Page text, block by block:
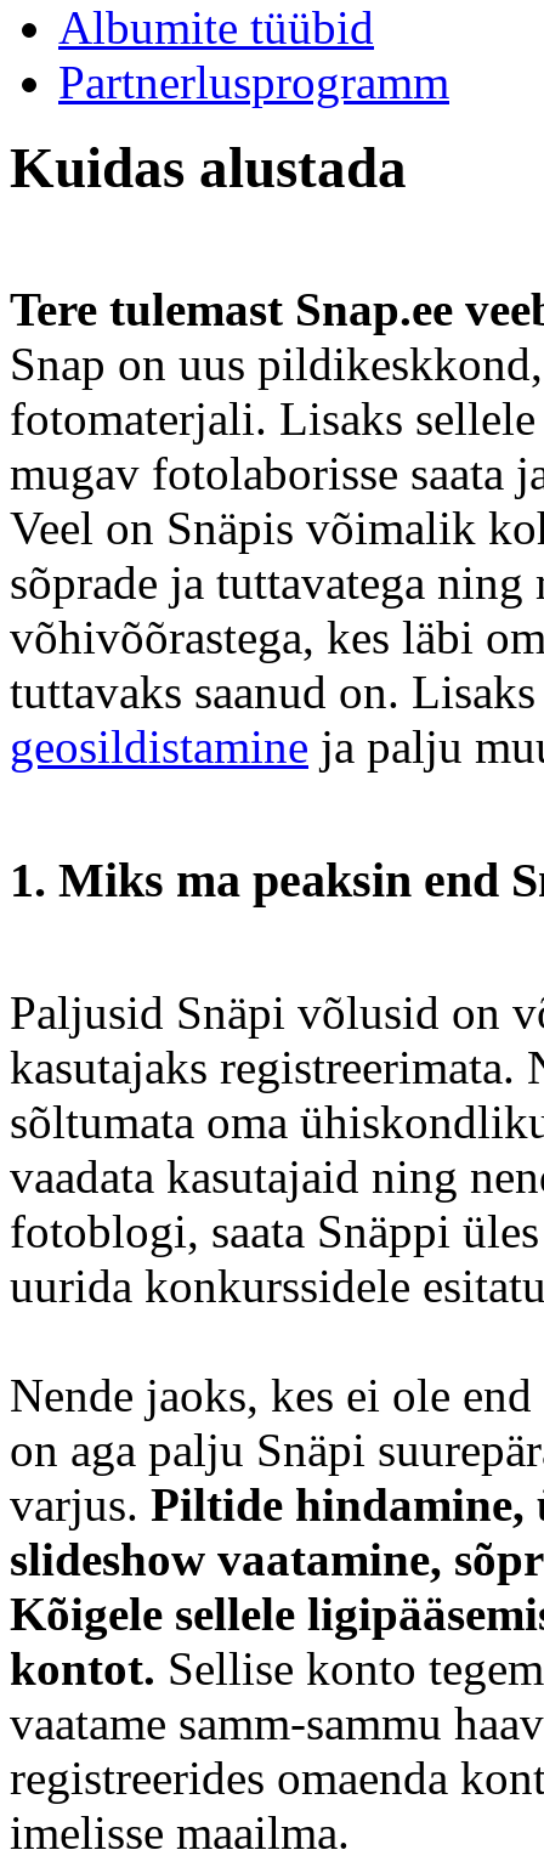
Albumite tüübid
Partnerlusprogramm
Kuidas alustada
Tere tulemast Snap.ee
Snap on uus
fotomaterjali. Lisaks
mugav fotolaborisse
Veel on Snäpis võimalik
sõprade ja tuttavatega
võhivõõrastega, kes läbi
tuttavaks saanud on.
geosildistamine ja palju
1. Miks ma peaksin end
Paljusid Snäpi võlusid on
kasutajaks registreerimata.
sõltumata oma
vaadata kasutajaid ning
fotoblogi, saata Snäppi
uurida konkurssidele
Nende jaoks, kes ei ole
on aga palju Snäpi
varjus. Piltide hindamine,
slideshow vaatamine,
Kõigele sellele
kontot. Sellise konto
vaatame samm-sammu
registreerides omaenda
imelisse maailma.